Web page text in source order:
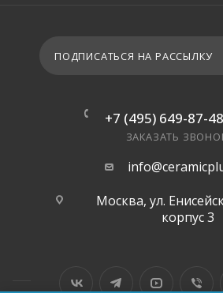
ПОДПИСАТЬСЯ НА РАССЫЛКУ
+7 (495) 649-87-48
ЗАКАЗАТЬ
Москва, ул.
корпус 3